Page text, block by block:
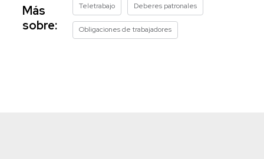
Más
sobre:
Teletrabajo Deberes patronales
Obligaciones de trabajadores